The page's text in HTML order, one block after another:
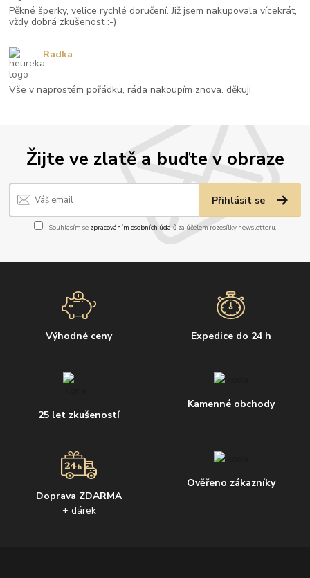
Žijte ve zlatě a buďte v obraze
Přihlásit se
Souhlasím se zpracováním osobních údajůza účelem rozesílky newsletteru.
Výhodné ceny Expedice do 24 h
25 let zkušeností
Kamenné obchody
Doprava ZDARMA
+ dárek
Ověřeno zákazníky
Pěkné šperky, velice rychlé doručení. Již jsem nakupovala vícekrát,
vždy dobrá zkušenost :-)
Vše v naprostém pořádku, ráda nakoupím znova. děkuji
Radka